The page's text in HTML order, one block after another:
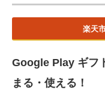
楽天
Google Play ギフ
まる・使える！